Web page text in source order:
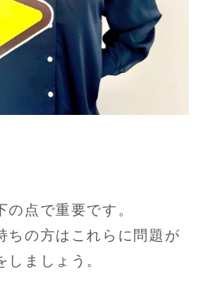
点で重要です。
ちの方はこれらに問題が
しましょう。